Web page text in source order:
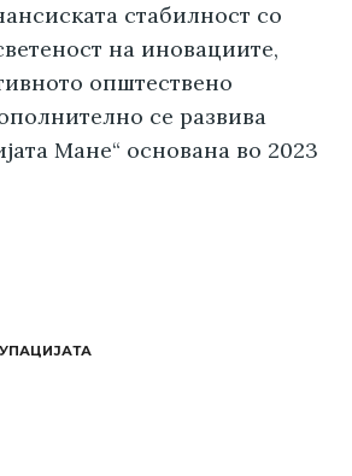
стабилност со
на иновациите,
општествено
се развива
Мане“ основана во 2023